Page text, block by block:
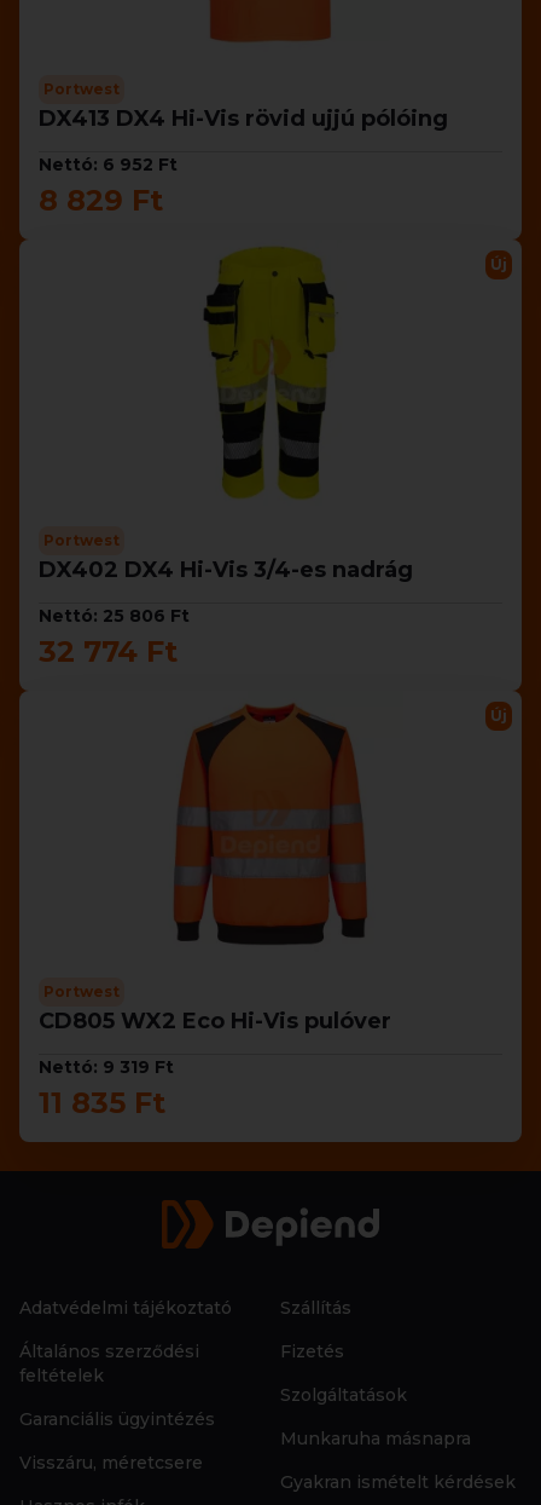
Portwest
DX413 DX4 Hi-Vis rövid ujjú pólóing
Nettó: 6 952 Ft
8 829 Ft
Új
Portwest
DX402 DX4 Hi-Vis 3/4-es nadrág
Nettó: 25 806 Ft
32 774 Ft
Új
Portwest
CD805 WX2 Eco Hi-Vis pulóver
Nettó: 9 319 Ft
11 835 Ft
Adatvédelmi tájékoztató
Általános szerződési
feltételek
Garanciális ügyintézés
Visszáru, méretcsere
Szállítás
Fizetés
Szolgáltatások
Munkaruha másnapra
Gyakran ismételt kérdések